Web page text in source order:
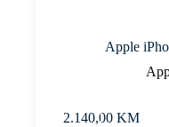
Apple
2.140,00 KM